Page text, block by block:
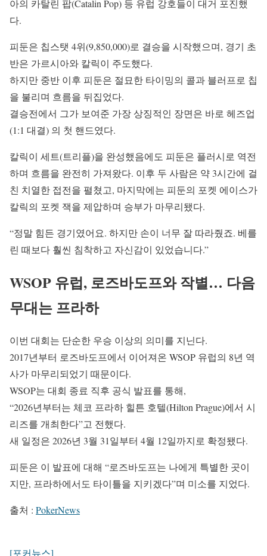
아의 카탈린 팝(Catalin Pop) 등 유럽 강호들이 대거 포진했
다.
피둔은 칩스탯 4위(9,850,000)로 결승을 시작했으며, 경기 초
반은 가르시아와 칼릭이 주도했다.
하지만 중반 이후 피둔은 절묘한 타이밍의 콜과 블러프로 칩
을 불리며 흐름을 뒤집었다.
결승전에서 그가 보여준 가장 상징적인 장면은 바로 헤즈업
(1:1 대결) 의 첫 핸드였다.
칼릭이 세트(트리플)을 완성했음에도 피둔은 플러시로 역전
하며 흐름을 완전히 가져왔다. 이후 두 사람은 약 3시간에 걸
친 치열한 접전을 펼쳤고, 마지막에는 피둔의 포켓 에이스가
칼릭의 포켓 잭을 제압하며 승부가 마무리됐다.
“정말 힘든 경기였어요. 하지만 손이 너무 잘 따라줬죠. 베를
린 때보다 훨씬 침착하고 자신감이 있었습니다.”
WSOP 유럽, 로즈바도프와 작별… 다음
무대는 프라하
이번 대회는 단순한 우승 이상의 의미를 지닌다.
2017년부터 로즈바도프에서 이어져온 WSOP 유럽의 8년 역
사가 마무리되었기 때문이다.
WSOP는 대회 종료 직후 공식 발표를 통해,
“2026년부터는 체코 프라하 힐튼 호텔(Hilton Prague)에서 시
리즈를 개최한다”고 전했다.
새 일정은 2026년 3월 31일부터 4월 12일까지로 확정됐다.
피둔은 이 발표에 대해 “로즈바도프는 나에게 특별한 곳이
지만, 프라하에서도 타이틀을 지키겠다”며 미소를 지었다.
출처 : PokerNews
[포커뉴스]